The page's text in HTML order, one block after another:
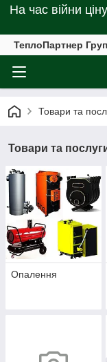
На час війни
ТеплоПартнер
Товари та
Товари та
Опалення